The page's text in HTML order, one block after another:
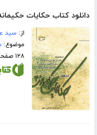
دانلود کتاب حکایات حکیمانه
از:سید
موضوع:
۱۲۸ صفحه